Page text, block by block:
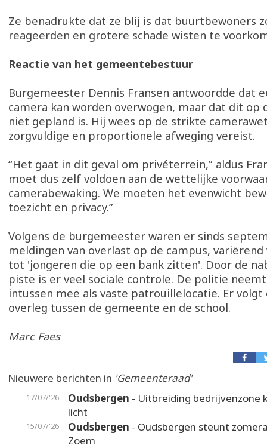
Ze benadrukte dat ze blij is dat buurtbewoners
reageerden en grotere schade wisten te
Reactie van het gemeentebestuur
Burgemeester Dennis Fransen antwoordde dat
camera kan worden overwogen, maar dat dit
niet gepland is. Hij wees op de strikte
zorgvuldige en proportionele afweging vereist.
“Het gaat in dit geval om privéterrein,” aldus
moet dus zelf voldoen aan de wettelijke
camerabewaking. We moeten het evenwicht
toezicht en privacy.”
Volgens de burgemeester waren er sinds
meldingen van overlast op de campus,
tot 'jongeren die op een bank zitten'. Door de
piste is er veel sociale controle. De politie
intussen mee als vaste patrouillelocatie. Er volgt
overleg tussen de gemeente en de school.
Marc Faes
Nieuwere berichten in 'Gemeenteraad'
17/07/'26 Oudsbergen - Uitbreiding bedrijvenzone
licht
15/07/'26 Oudsbergen - Oudsbergen steunt
Zoem